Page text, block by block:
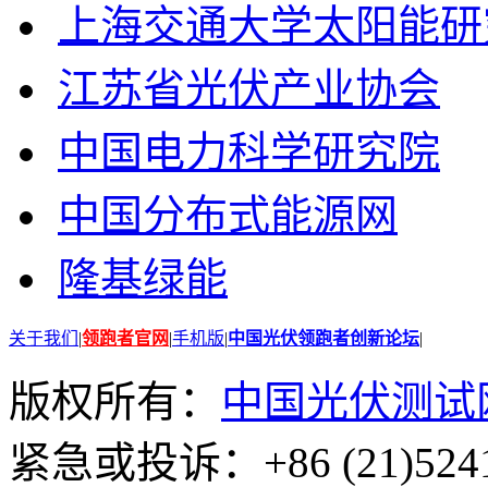
上海交通大学太阳能
江苏省光伏产业协会
中国电力科学研究院
中国分布式能源网
隆基绿能
关于我们 |领跑者官网|手机版|中国光伏领跑者创新论坛|
版权所有： 中国光伏测试
紧急或投诉：+86